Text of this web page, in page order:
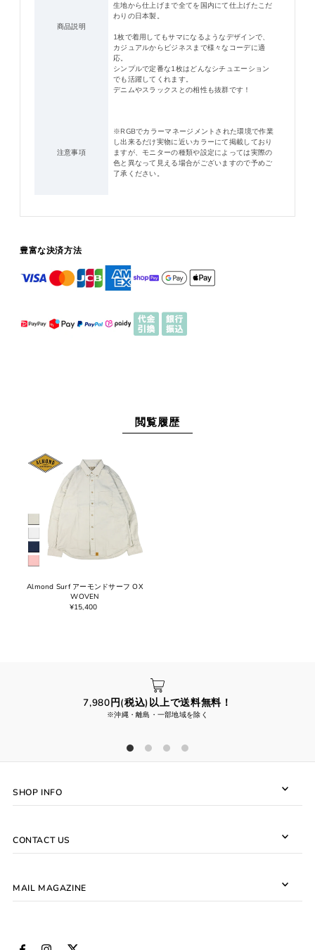
商品説明
生地から仕上げまで全てを国内にて仕上げたこだ
わりの日本製。
1枚で着用してもサマになるようなデザインで、
カジュアルからビジネスまで様々なコーデに適
応。
シンプルで定番な1枚はどんなシチュエーション
でも活躍してくれます。
デニムやスラックスとの相性も抜群です！
注意事項
※RGBでカラーマネージメントされた環境で作業
し出来るだけ実物に近いカラーにて掲載しており
ますが、モニターの種類や設定によっては実際の
色と異なって見える場合がございますので予めご
了承ください。
豊富な決済方法
閲覧履歴
Almond Surf アーモンドサーフ OX
WOVEN
¥15,400
7,980円(税込)以上で送料無料！
※沖縄・離島・一部地域を除く
SHOP INFO
CONTACT US
MAIL MAGAZINE